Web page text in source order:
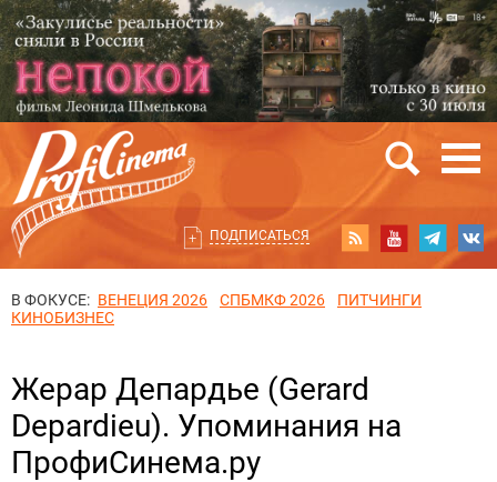
ПОДПИСАТЬСЯ
В ФОКУСЕ: ВЕНЕЦИЯ 2026 СПБМКФ 2026
ПИТЧИНГИ
КИНОБИЗНЕС
Жерар Депардье (Gerard
Depardieu). Упоминания на
ПрофиСинема.ру